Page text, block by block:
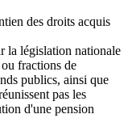
des droits acquis
la législation nationale
fractions de
publics, ainsi que
pas les
d'une pension